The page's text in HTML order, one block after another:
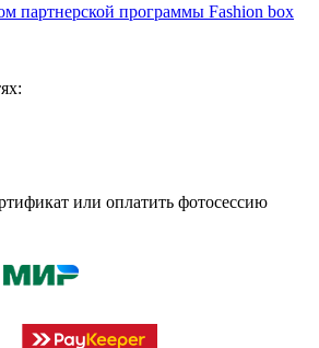
партнерской программы Fashion box
или оплатить фотосессию